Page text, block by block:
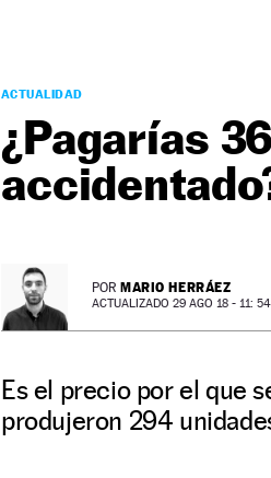
ACTUALIDAD
¿Pagarías
POR MARIO HERRÁEZ
ACTUALIZADO 29 AGO 18 - 11: 54
Es el precio por el que
produjeron 294